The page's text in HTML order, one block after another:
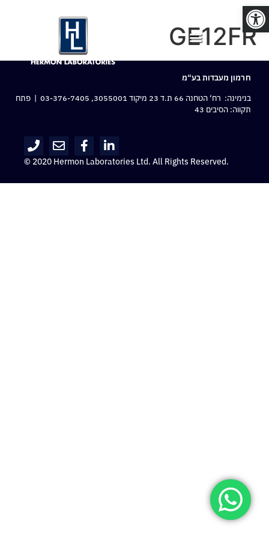
פתח סרגל נגישות
GE12FR
חרמון מעבדות בע“מ
בנימינה: רח‘ הטחנה 66 ת.ד 23 מיקוד 3055001,
03-376-7405 | פתח
תקווה: הסיבים 43
© 2020 Hermon Laboratories Ltd. All Rights Reserved.